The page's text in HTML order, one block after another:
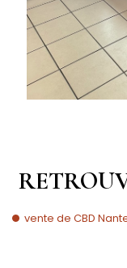
vente de CBD